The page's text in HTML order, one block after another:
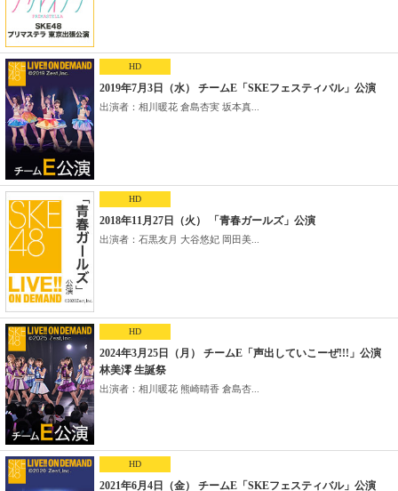
HD
2019年7月3日（水） チームE「SKEフェスティバル」公演
出演者：相川暖花 倉島杏実 坂本真...
HD
2018年11月27日（火） 「青春ガールズ」公演
出演者：石黒友月 大谷悠妃 岡田美...
HD
2024年3月25日（月） チームE「声出していこーぜ!!!」公演
林美澪 生誕祭
出演者：相川暖花 熊崎晴香 倉島杏...
HD
2021年6月4日（金） チームE「SKEフェスティバル」公演